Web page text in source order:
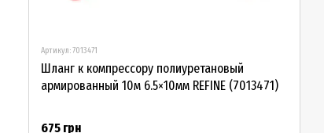
Артикул: 7013471
Шланг к компрессору полиуретановый
армированный 10м 6.5×10мм REFINE (7013471)
675 грн